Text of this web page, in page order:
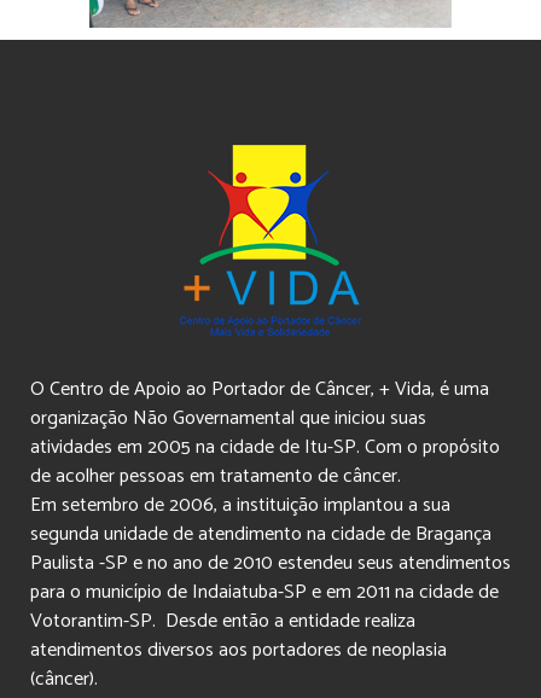
O Centro de Apoio ao Portador de Câncer, + Vida, é uma
organização Não Governamental que iniciou suas
atividades em 2005 na cidade de Itu-SP. Com o propósito
de acolher pessoas em tratamento de câncer.
Em setembro de 2006, a instituição implantou a sua
segunda unidade de atendimento na cidade de Bragança
Paulista -SP e no ano de 2010 estendeu seus atendimentos
para o município de Indaiatuba-SP e em 2011 na cidade de
Votorantim-SP. Desde então a entidade realiza
atendimentos diversos aos portadores de neoplasia
(câncer).